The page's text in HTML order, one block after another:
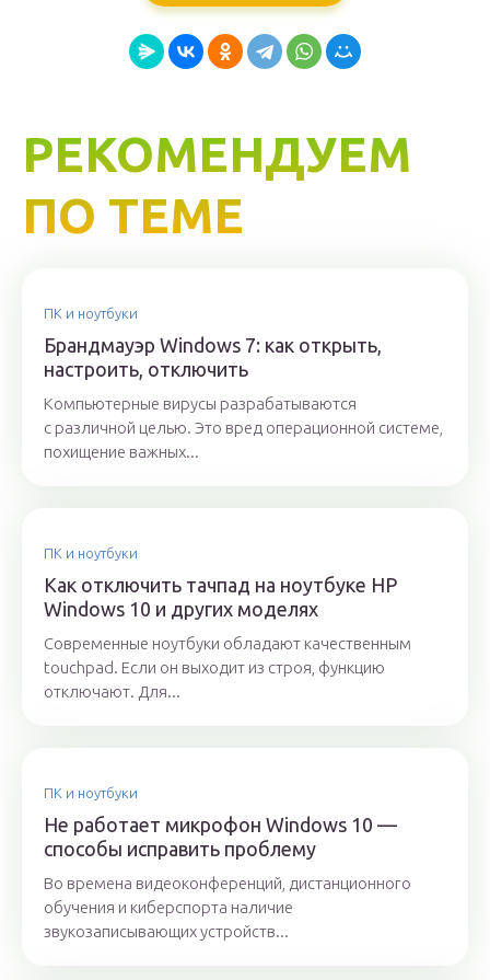
РЕКОМЕНДУЕМ
ПО ТЕМЕ
ПК и ноутбуки
Брандмауэр Windows 7: как открыть,
настроить, отключить
Компьютерные вирусы разрабатываются
с различной целью. Это вред операционной системе,
похищение важных...
ПК и ноутбуки
Как отключить тачпад на ноутбуке HP
Windows 10 и других моделях
Современные ноутбуки обладают качественным
touchpad. Если он выходит из строя, функцию
отключают. Для...
ПК и ноутбуки
Не работает микрофон Windows 10 —
способы исправить проблему
Во времена видеоконференций, дистанционного
обучения и киберспорта наличие
звукозаписывающих устройств...